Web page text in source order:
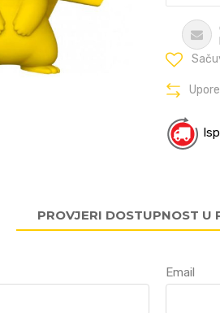
PROVJERI DOSTUPNOST U
Email